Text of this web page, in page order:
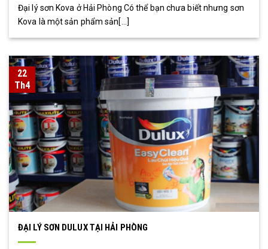
Đại lý sơn Kova ở Hải Phòng Có thể bạn chưa biết nhưng sơn
Kova là một sản phẩm sản[...]
22
Th4
ĐẠI LÝ SƠN DULUX TẠI HẢI PHÒNG